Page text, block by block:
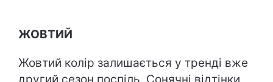
ЖОВТИЙ
Жовтий колір залишається у тренді вже